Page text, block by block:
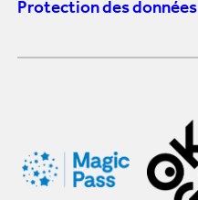
Protection des données